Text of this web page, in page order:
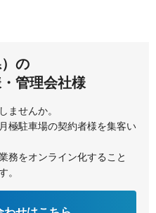
の
管理会社様
ませんか。
極駐車場の契約者様を集客い
務をオンライン化すること
。